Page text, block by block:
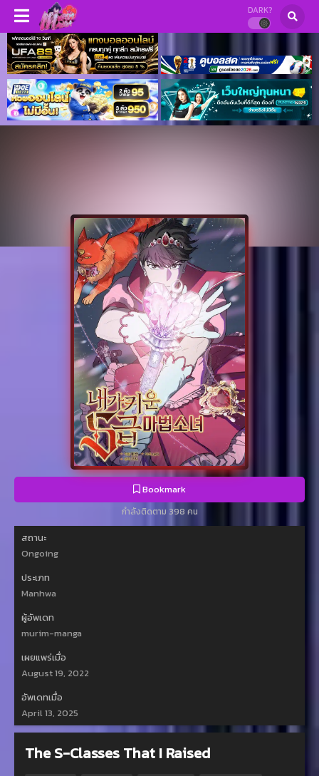
DARK?
Bookmark
กำลังติดตาม 398 คน
สถานะ
Ongoing
ประเภท
Manhwa
ผู้อัพเดท
murim-manga
เผยแพร่เมื่อ
August 19, 2022
อัพเดทเมื่อ
April 13, 2025
The S-Classes That I Raised